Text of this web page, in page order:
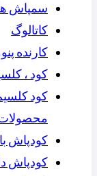
سمپاش
کاتالوگ
کارنده
کود ،
کود
کودپاش
کودپاش